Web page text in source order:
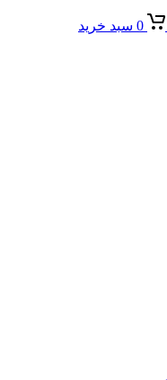
0 سبد خرید